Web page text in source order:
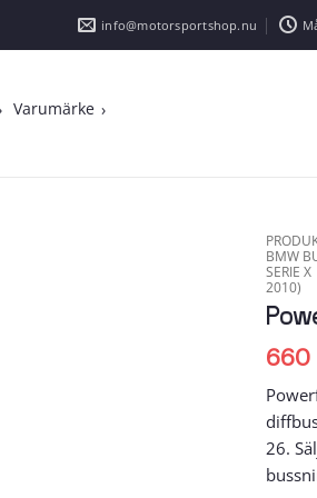
info@motorsportshop.nu
Varumärke
BMW
SERIE X
2010)
660
26.